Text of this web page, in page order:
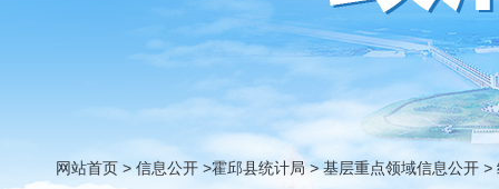
网站首页 > 信息公开 >霍邱县统计局> 基层重点领域信息公开 >